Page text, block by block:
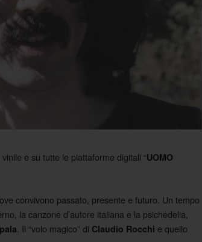
e su tutte le piattaforme digitali “UOMO
convivono passato, presente e futuro. Un tempo
la canzone d’autore italiana e la psichedelia,
. Il “volo magico” di Claudio Rocchi e quello